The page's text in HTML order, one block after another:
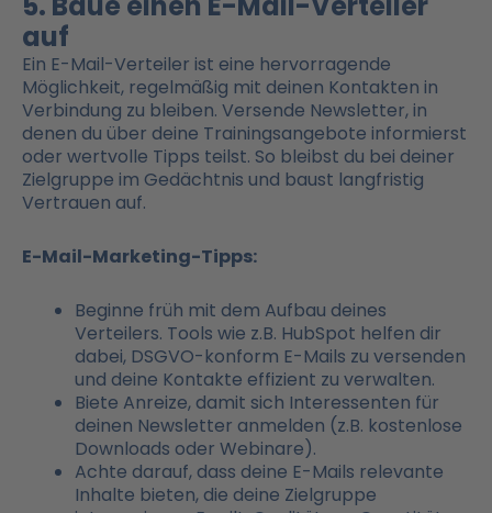
auf
Ein E-Mail-Verteiler ist eine hervorragende
Möglichkeit, regelmäßig mit deinen Kontakten in
Verbindung zu bleiben. Versende Newsletter, in
denen du über deine Trainingsangebote informierst
oder wertvolle Tipps teilst. So bleibst du bei deiner
Zielgruppe im Gedächtnis und baust langfristig
Vertrauen auf.
E-Mail-Marketing-Tipps:
Beginne früh mit dem Aufbau deines
Verteilers. Tools wie z.B. HubSpot helfen dir
dabei, DSGVO-konform E-Mails zu versenden
und deine Kontakte effizient zu verwalten.
Biete Anreize, damit sich Interessenten für
deinen Newsletter anmelden (z.B. kostenlose
Downloads oder Webinare).
Achte darauf, dass deine E-Mails relevante
Inhalte bieten, die deine Zielgruppe